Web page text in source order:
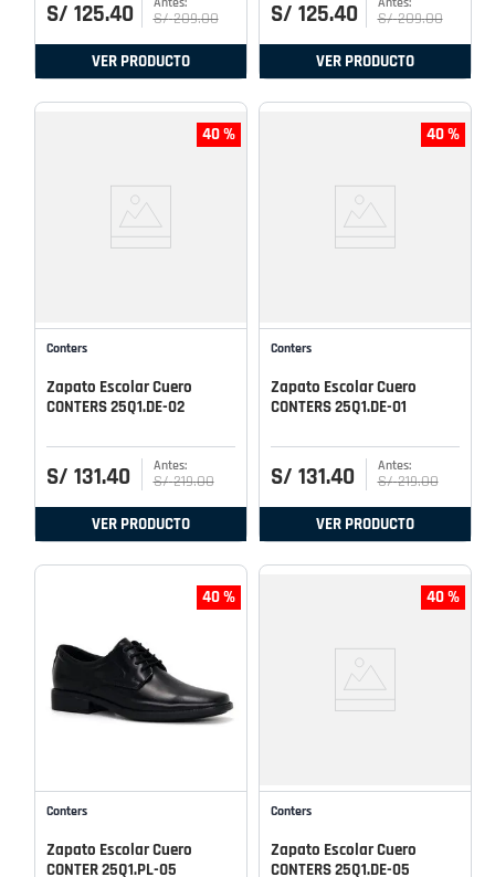
S/ 125.40 S/ 209.00
VER PRODUCTO
S/ 125.40 S/ 209.00
VER PRODUCTO
40 %
Conters
Zapato Escolar Cuero
CONTERS 25Q1.DE-02
S/ 131.40 S/ 219.00
VER PRODUCTO
40 %
Conters
Zapato Escolar Cuero
CONTERS 25Q1.DE-01
S/ 131.40 S/ 219.00
VER PRODUCTO
40 %
Conters
Zapato Escolar Cuero
CONTER 25Q1.PL-05
40 %
Conters
Zapato Escolar Cuero
CONTERS 25Q1.DE-05